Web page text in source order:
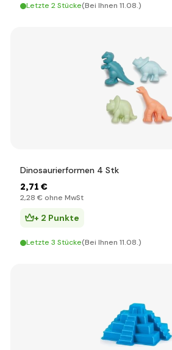
Letzte 2 Stücke(Bei Ihnen 11.08.)
Dinosaurierformen 4 Stk
2,71 €
2,28 € ohne MwSt
+ 2 Punkte
Letzte 3 Stücke(Bei Ihnen 11.08.)